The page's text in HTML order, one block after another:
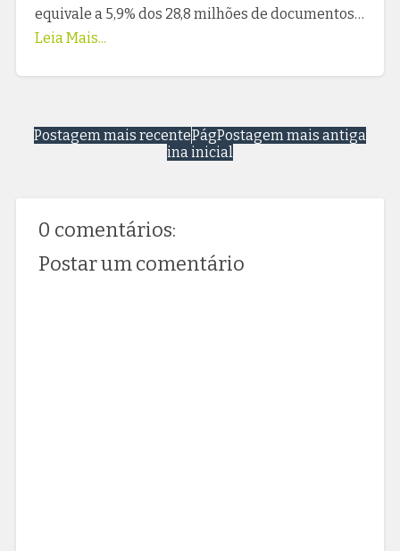
equivale a 5,9% dos 28,8 milhões de documentos…
Leia Mais...
Postagem mais recente Postagem mais antiga
Pág
ina inicial
0 comentários:
Postar um comentário